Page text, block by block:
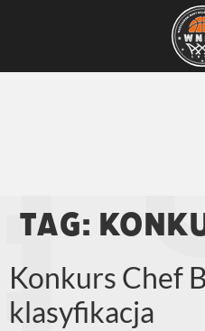
Tag:
Konkurs Chef
klasyfikacja